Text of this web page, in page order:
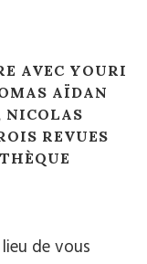
AVEC YOURI
AÏDAN
NICOLAS
REVUES
de vous